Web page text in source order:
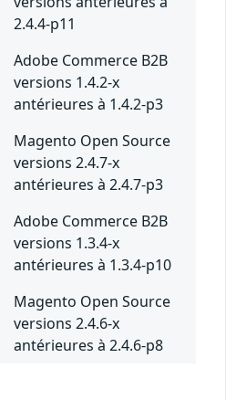
2.4.4-p11
Adobe Commerce B2B
versions 1.4.2-x
antérieures à 1.4.2-p3
Magento Open Source
versions 2.4.7-x
antérieures à 2.4.7-p3
Adobe Commerce B2B
versions 1.3.4-x
antérieures à 1.3.4-p10
Magento Open Source
versions 2.4.6-x
antérieures à 2.4.6-p8